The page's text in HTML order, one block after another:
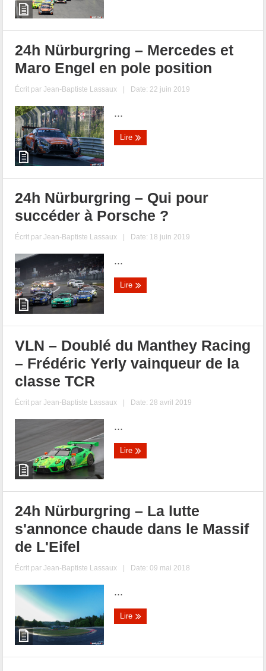
24h Nürburgring – Mercedes et
Maro Engel en pole position
Écrit parJean-Baptiste Lassaux | Date: 22 juin 2019
...
Lire
24h Nürburgring – Qui pour
succéder à Porsche ?
Écrit parJean-Baptiste Lassaux | Date: 18 juin 2019
...
Lire
VLN – Doublé du Manthey Racing
– Frédéric Yerly vainqueur de la
classe TCR
Écrit parJean-Baptiste Lassaux | Date: 28 avril 2019
...
Lire
24h Nürburgring – La lutte
s'annonce chaude dans le Massif
de L'Eifel
Écrit parJean-Baptiste Lassaux | Date: 09 mai 2018
...
Lire